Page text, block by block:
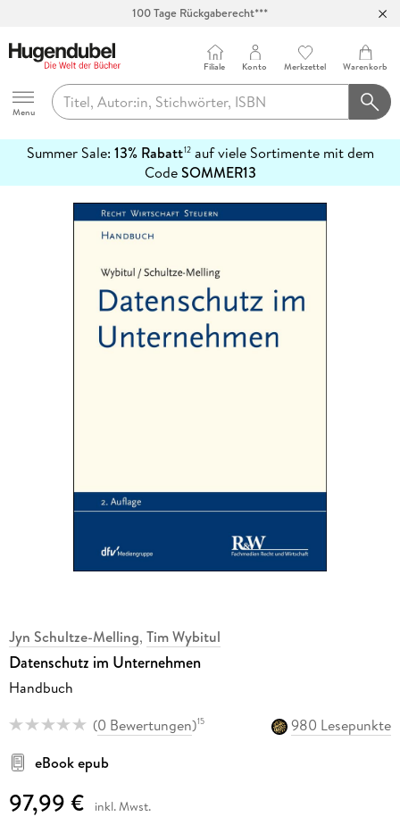
100 Tage Rückgaberecht***
Hugendubel
Menu
Filiale Konto Merkzettel Warenkorb
Summer Sale: 13% Rabatt12auf viele Sortimente mit dem
CodeSOMMER13
erfahren
Jyn Schultze-Melling, Tim Wybitul
Datenschutz im Unternehmen
Handbuch
(0 Bewertungen)15
980 Lesepunkte
eBook epub
97,99 € inkl. Mwst.